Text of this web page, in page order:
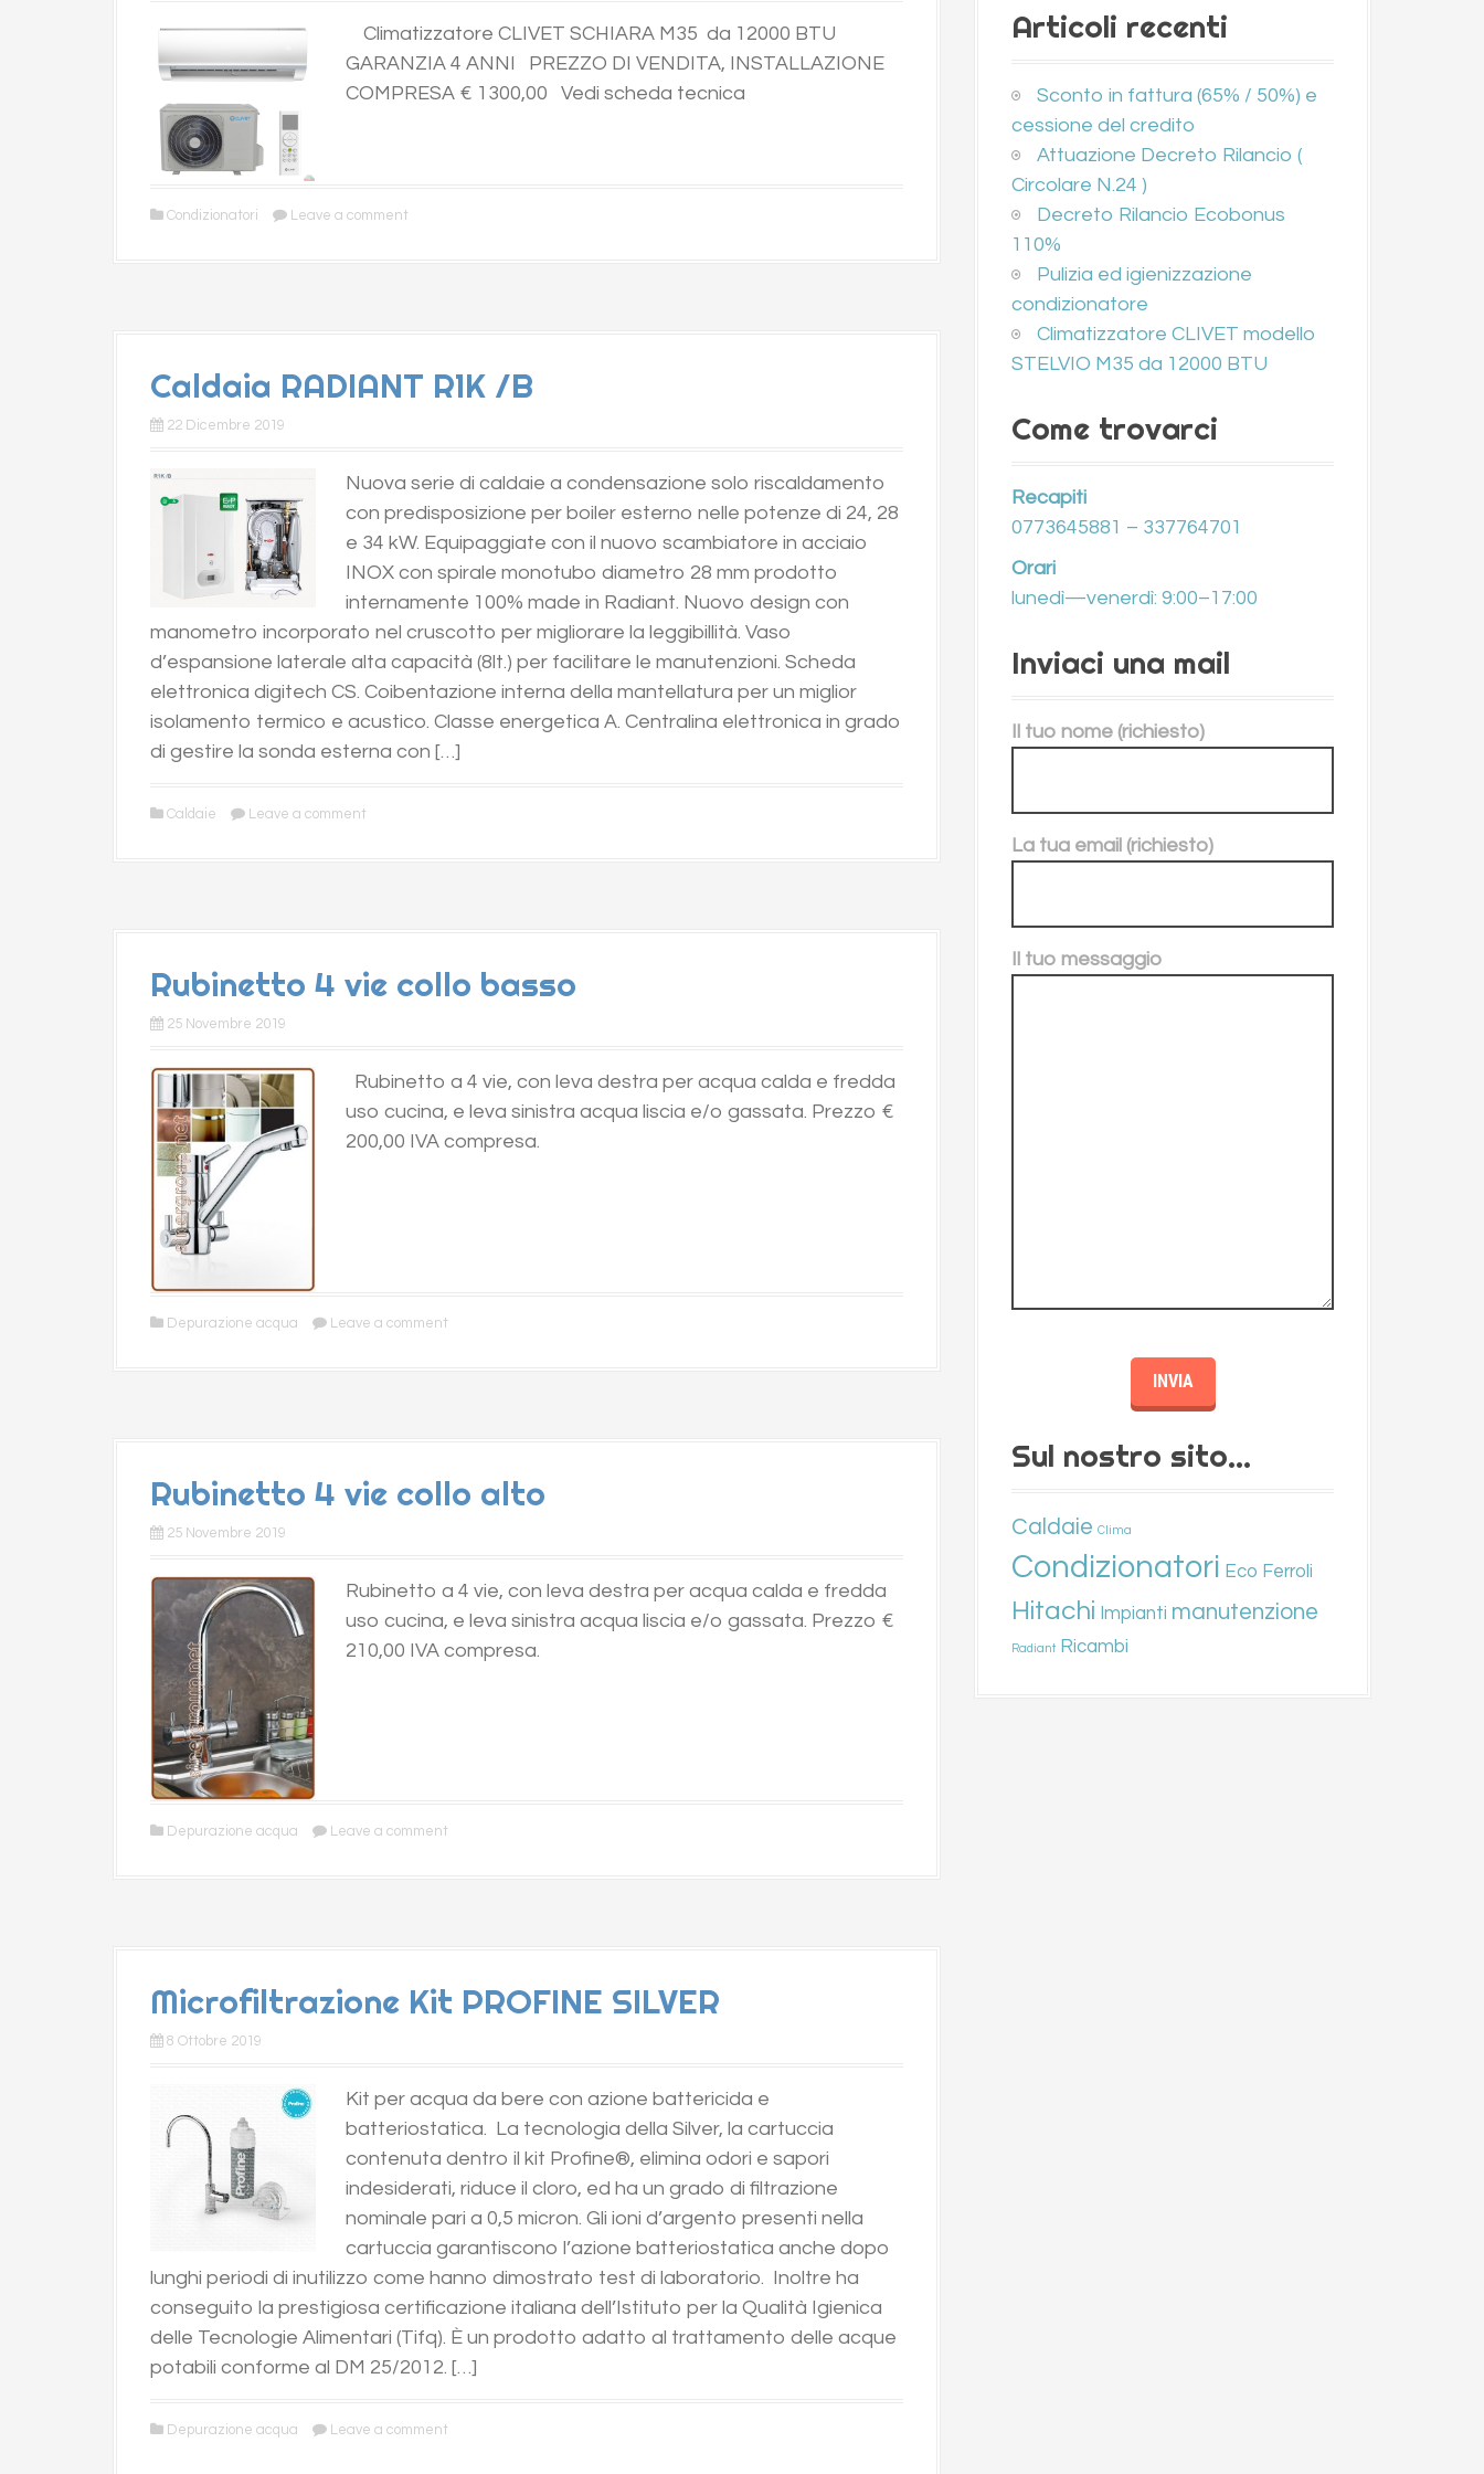
Climatizzatore CLIVET SCHIARA M35 da 12000 BTU
GARANZIA 4 ANNI PREZZO DI VENDITA, INSTALLAZIONE
COMPRESA € 1300,00 Vedi scheda tecnica
Condizionatori Leave a comment
Caldaia RADIANT R1K /B
22 Dicembre 2019
Nuova serie di caldaie a condensazione solo riscaldamento
con predisposizione per boiler esterno nelle potenze di 24, 28
e 34 kW. Equipaggiate con il nuovo scambiatore in acciaio
INOX con spirale monotubo diametro 28 mm prodotto
internamente 100% made in Radiant. Nuovo design con
manometro incorporato nel cruscotto per migliorare la leggibillità. Vaso
d’espansione laterale alta capacità (8lt.) per facilitare le manutenzioni. Scheda
elettronica digitech CS. Coibentazione interna della mantellatura per un miglior
isolamento termico e acustico. Classe energetica A. Centralina elettronica in grado
di gestire la sonda esterna con […]
Caldaie Leave a comment
Rubinetto 4 vie collo basso
25 Novembre 2019
Rubinetto a 4 vie, con leva destra per acqua calda e fredda
uso cucina, e leva sinistra acqua liscia e/o gassata. Prezzo €
200,00 IVA compresa.
Depurazione acqua Leave a comment
Rubinetto 4 vie collo alto
25 Novembre 2019
Rubinetto a 4 vie, con leva destra per acqua calda e fredda
uso cucina, e leva sinistra acqua liscia e/o gassata. Prezzo €
210,00 IVA compresa.
Depurazione acqua Leave a comment
Microfiltrazione Kit PROFINE SILVER
8 Ottobre 2019
Kit per acqua da bere con azione battericida e
batteriostatica. La tecnologia della Silver, la cartuccia
contenuta dentro il kit Profine®, elimina odori e sapori
indesiderati, riduce il cloro, ed ha un grado di filtrazione
nominale pari a 0,5 micron. Gli ioni d’argento presenti nella
cartuccia garantiscono l’azione batteriostatica anche dopo
lunghi periodi di inutilizzo come hanno dimostrato test di laboratorio. Inoltre ha
conseguito la prestigiosa certificazione italiana dell’Istituto per la Qualità Igienica
delle Tecnologie Alimentari (Tifq). È un prodotto adatto al trattamento delle acque
potabili conforme al DM 25/2012. […]
Depurazione acqua Leave a comment
Articoli recenti
Sconto in fattura (65% / 50%) e
cessione del credito
Attuazione Decreto Rilancio (
Circolare N.24 )
Decreto Rilancio Ecobonus
110%
Pulizia ed igienizzazione
condizionatore
Climatizzatore CLIVET modello
STELVIO M35 da 12000 BTU
Come trovarci
Recapiti
0773645881 – 337764701
Orari
lunedì—venerdì: 9:00–17:00
Inviaci una mail
Il tuo nome (richiesto)
La tua email (richiesto)
Il tuo messaggio
Sul nostro sito…
Caldaie Clima
Condizionatori Eco Ferroli
Hitachi Impianti manutenzione
Radiant Ricambi